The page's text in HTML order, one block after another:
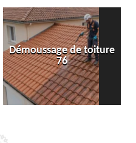
Démoussage de toiture
76